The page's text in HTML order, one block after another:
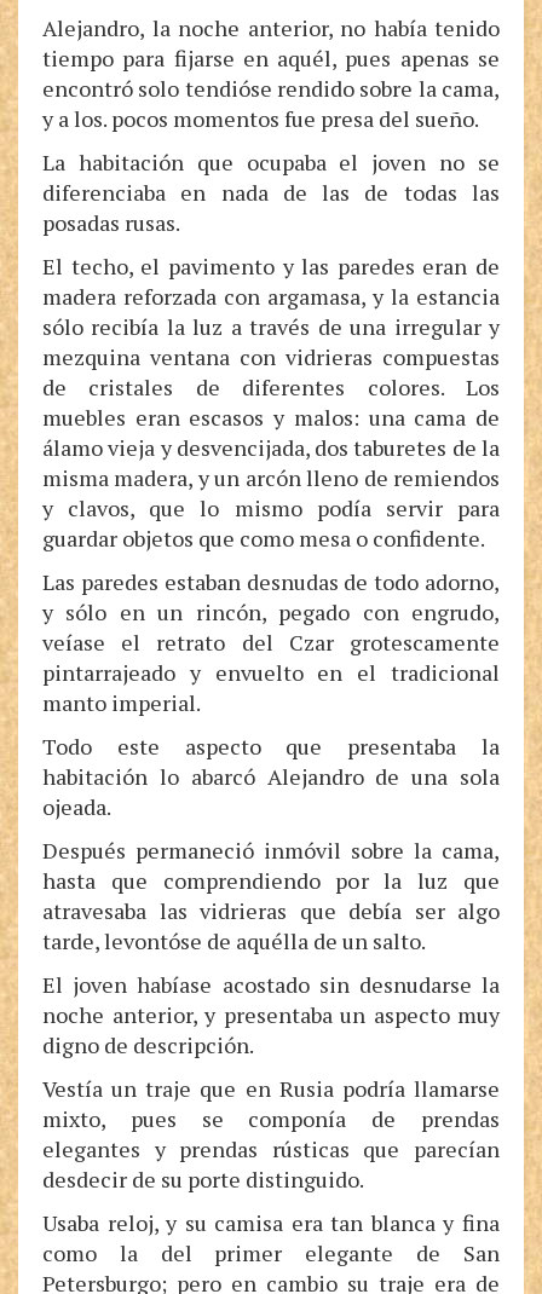
Alejandro, la noche anterior, no había tenido
tiempo para fijarse en aquél, pues apenas se
encontró solo tendióse rendido sobre la cama,
y a los. pocos momentos fue presa del sueño.
La habitación que ocupaba el joven no se
diferenciaba en nada de las de todas las
posadas rusas.
El techo, el pavimento y las paredes eran de
madera reforzada con argamasa, y la estancia
sólo recibía la luz a través de una irregular y
mezquina ventana con vidrieras compuestas
de cristales de diferentes colores. Los
muebles eran escasos y malos: una cama de
álamo vieja y desvencijada, dos taburetes de la
misma madera, y un arcón lleno de remiendos
y clavos, que lo mismo podía servir para
guardar objetos que como mesa o confidente.
Las paredes estaban desnudas de todo adorno,
y sólo en un rincón, pegado con engrudo,
veíase el retrato del Czar grotescamente
pintarrajeado y envuelto en el tradicional
manto imperial.
Todo este aspecto que presentaba la
habitación lo abarcó Alejandro de una sola
ojeada.
Después permaneció inmóvil sobre la cama,
hasta que comprendiendo por la luz que
atravesaba las vidrieras que debía ser algo
tarde, levontóse de aquélla de un salto.
El joven habíase acostado sin desnudarse la
noche anterior, y presentaba un aspecto muy
digno de descripción.
Vestía un traje que en Rusia podría llamarse
mixto, pues se componía de prendas
elegantes y prendas rústicas que parecían
desdecir de su porte distinguido.
Usaba reloj, y su camisa era tan blanca y fina
como la del primer elegante de San
Petersburgo; pero en cambio su traje era de